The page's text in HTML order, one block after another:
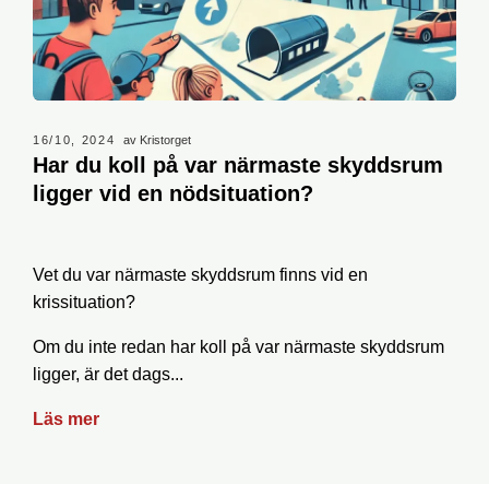
16/10, 2024 av Kristorget
Har du koll på var närmaste skyddsrum
ligger vid en nödsituation?
Vet du var närmaste skyddsrum finns vid en
krissituation?
Om du inte redan har koll på var närmaste skyddsrum
ligger, är det dags...
Läs mer